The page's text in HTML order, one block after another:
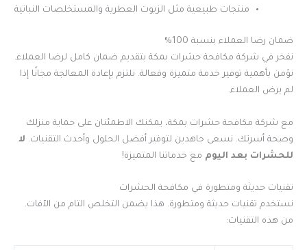
منتجات طبيعية مثل الزيوت العطرية والمستخلصات النباتية
ضمان رضا العملاء بنسبة 100%
نفخر في شركة مكافحة حشرات بمكة بتقديم ضمان كامل لرضا العملاء.
نؤمن بأهمية توفير خدمة متميزة وفعالة. نلتزم بإعادة المعالجة مجانًا إذا
لم يرض العملاء.
مع شركة مكافحة حشرات بمكة، يمكنك الاطمئنان على حماية منزلك
وصحة أسرتك. نسعى جاهدين لتوفير أفضل الحلول وأحدث التقنيات. لا
للحشرات بعد اليوم مع خدماتنا المتميزة!
تقنيات حديثة ومتطورة في مكافحة الحشرات
نستخدم تقنيات حديثة ومتطورة. هذا يضمن التخلص التام من الآفات.
من هذه التقنيات: